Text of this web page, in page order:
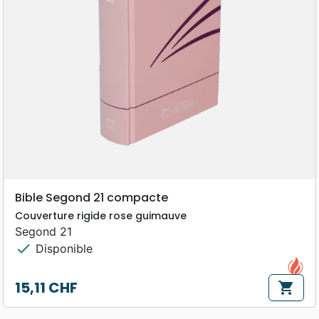
Bible Segond 21 compacte
Couverture rigide rose guimauve
Segond 21
check Disponible
Prix
15,11 CHF shopping_cart